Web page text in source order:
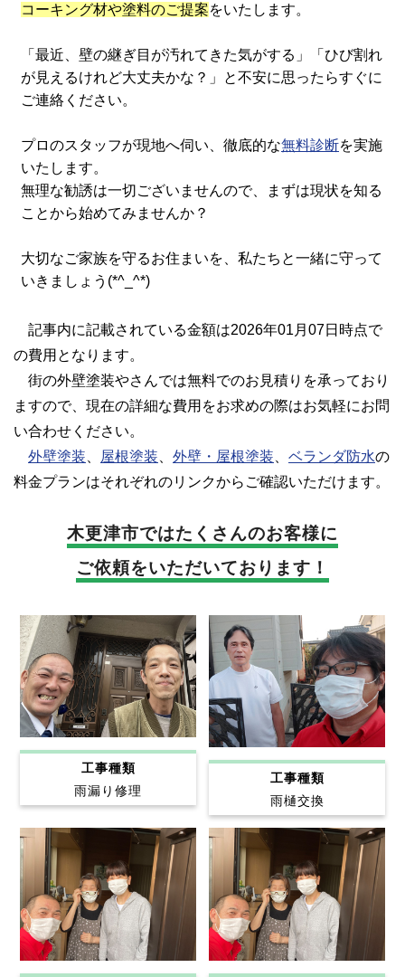
コーキング材や塗料のご提案をいたします。
「最近、壁の継ぎ目が汚れてきた気がする」「ひび割れ
が見えるけれど大丈夫かな？」と不安に思ったらすぐに
ご連絡ください。
プロのスタッフが現地へ伺い、徹底的な無料診断を実施
いたします。
無理な勧誘は一切ございませんので、まずは現状を知る
ことから始めてみませんか？
大切なご家族を守るお住まいを、私たちと一緒に守って
いきましょう(*^_^*)
記事内に記載されている金額は2026年01月07日時点で
の費用となります。
街の外壁塗装やさんでは無料でのお見積りを承っており
ますので、現在の詳細な費用をお求めの際はお気軽にお問
い合わせください。
外壁塗装
屋根塗装 外壁・屋根塗装 ベランダ防水の
料金プランはそれぞれのリンクからご確認いただけます。
木更津市ではたくさんのお客様に
ご依頼をいただいております！
工事種類
雨漏り修理
工事種類
雨樋交換